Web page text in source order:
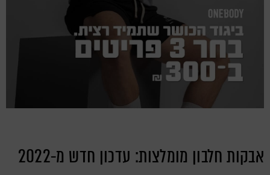
אבקות חלבון מומלצות: עדכון חדש מ-2022